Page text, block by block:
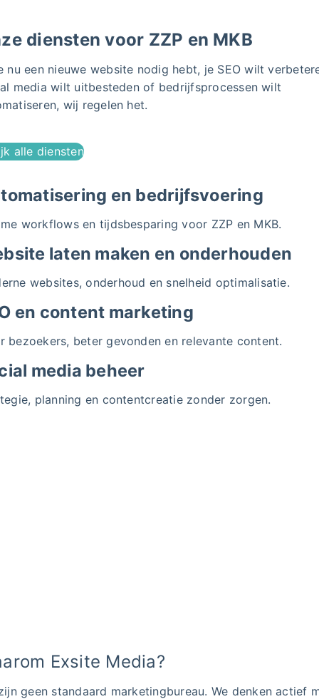
diensten voor ZZP en MKB
nu een nieuwe website nodig hebt, je SEO wilt
media wilt uitbesteden of bedrijfsprocessen wilt
wij regelen het.
alle diensten
en bedrijfsvoering
workflows en tijdsbesparing voor ZZP en MKB.
laten maken en onderhouden
websites, onderhoud en snelheid optimalisatie.
en content marketing
bezoekers, beter gevonden en relevante content.
media beheer
planning en contentcreatie zonder zorgen.
Exsite Media?
geen standaard marketingbureau. We denken actief